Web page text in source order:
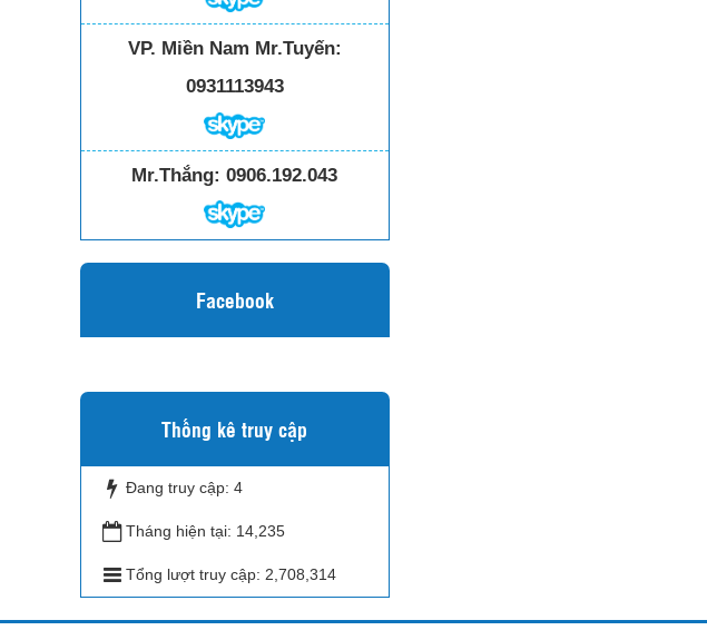
VP. Miền Nam Mr.Tuyến:
0931113943
Mr.Thắng: 0906.192.043
Facebook
Thống kê truy cập
Đang truy cập: 4
Tháng hiện tại: 14,235
Tổng lượt truy cập: 2,708,314